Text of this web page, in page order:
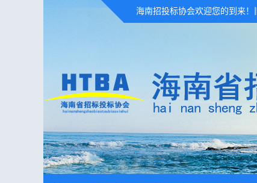
海南招投标协会欢迎您的到来！